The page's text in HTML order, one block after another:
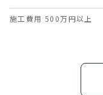
施工費用 500万円以上